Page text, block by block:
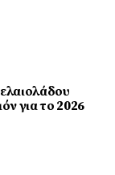
για το 2026